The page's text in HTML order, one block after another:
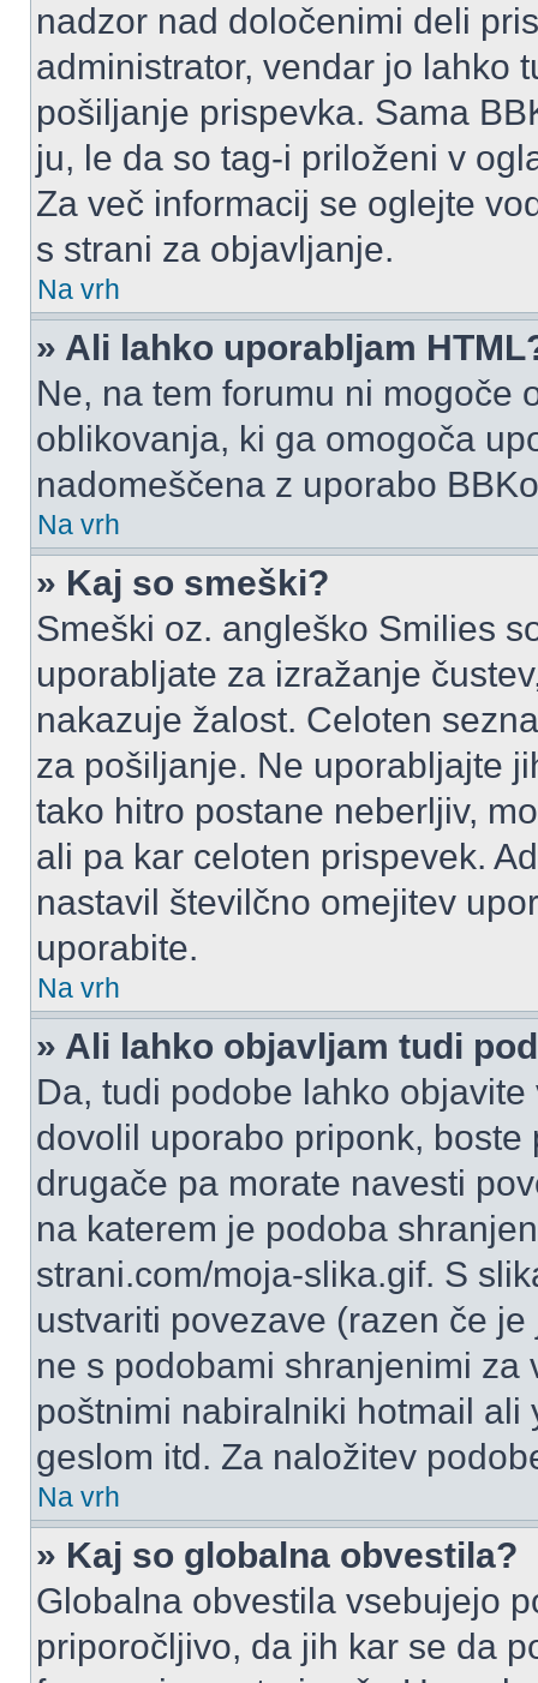
nadzor nad določenimi deli
administrator, vendar jo lahko
pošiljanje prispevka. Sama
ju, le da so tag-i priloženi v
Za več informacij se oglejte
s strani za objavljanje.
Na vrh
» Ali lahko uporabljam
Ne, na tem forumu ni mogoče
oblikovanja, ki ga omogoča
nadomeščena z uporabo
Na vrh
» Kaj so smeški?
Smeški oz. angleško Smilies
uporabljate za izražanje
nakazuje žalost. Celoten
za pošiljanje. Ne uporabljajte
tako hitro postane neberljiv,
ali pa kar celoten prispevek.
nastavil številčno omejitev
uporabite.
Na vrh
» Ali lahko objavljam tudi
Da, tudi podobe lahko
dovolil uporabo priponk,
drugače pa morate navesti
na katerem je podoba
strani.com/moja-slika.gif. S
ustvariti povezave (razen če
ne s podobami shranjenimi za
poštnimi nabiralniki hotmail
geslom itd. Za naložitev
Na vrh
» Kaj so globalna obvestila?
Globalna obvestila vsebujejo
priporočljivo, da jih kar se da